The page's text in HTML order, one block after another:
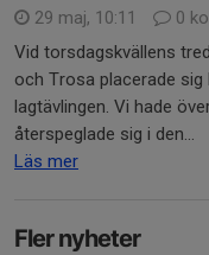
29 maj, 10:11
0
Vid torsdagskvällens
och Trosa placerade
lagtävlingen. Vi hade
återspeglade sig i den...
Läs mer
Fler nyheter